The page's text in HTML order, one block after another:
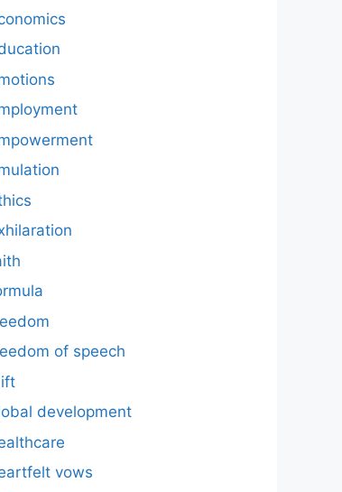
of speech
development
vows